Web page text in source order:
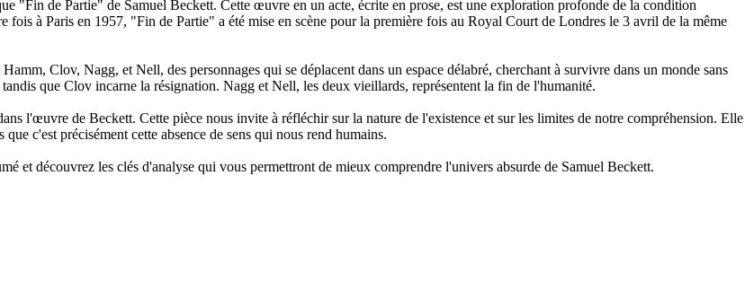
"Fin de Partie" de Samuel Beckett. Cette œuvre en un acte, écrite en prose, est une exploration profonde de la condition
fois à Paris en 1957, "Fin de Partie" a été mise en scène pour la première fois au Royal Court de Londres le 3 avril de la même
Clov, Nagg, et Nell, des personnages qui se déplacent dans un espace délabré, cherchant à survivre dans un monde sans
que Clov incarne la résignation. Nagg et Nell, les deux vieillards, représentent la fin de l'humanité.
l'œuvre de Beckett. Cette pièce nous invite à réfléchir sur la nature de l'existence et sur les limites de notre compréhension. Elle
c'est précisément cette absence de sens qui nous rend humains.
et découvrez les clés d'analyse qui vous permettront de mieux comprendre l'univers absurde de Samuel Beckett.